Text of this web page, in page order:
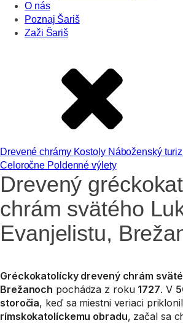
O nás
Poznaj Šariš
Zaži Šariš
Drevené chrámy Kostoly Náboženský
Celoročne Poldenné výlety
Drevený
chrám svätého
Evanjelistu,
Gréckokatolícky drevený chrám
Brežanoch pochádza z roku 1727. V
storočia, keď sa miestni veriaci
rímskokatolíckemu obradu, začal sa